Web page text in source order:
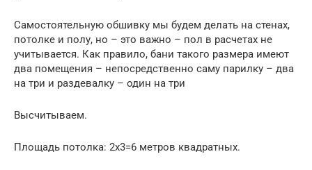
Самостоятельную обшивку мы будем делать на стенах,
потолке и полу, но – это важно – пол в расчетах не
учитывается. Как правило, бани такого размера имеют
два помещения – непосредственно саму парилку – два
на три и раздевалку – один на три
Высчитываем.
Площадь потолка: 2х3=6 метров квадратных.